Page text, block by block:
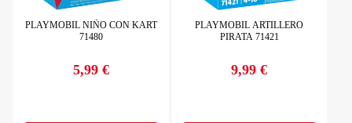
PLAYMOBIL NIÑO CON KART
71480
Precio
5,99 €
PLAYMOBIL ARTILLERO
PIRATA 71421
Precio
9,99 €